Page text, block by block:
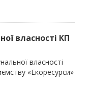
власності КП
власності
«Екоресурси»